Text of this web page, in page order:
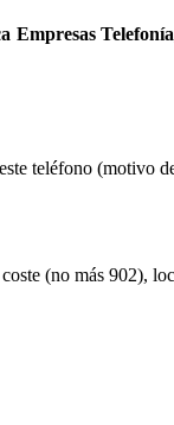
Empresas
teléfono (motivo
(no más 902),